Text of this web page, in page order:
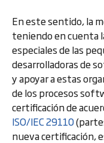
En este sentido, la
teniendo en cuenta
especiales de las
desarrolladoras de
y apoyar a estas
de los procesos
certificación de
ISO/IEC 29110
nueva certificación,